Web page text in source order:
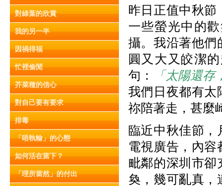
對綠葉的欣賞
我的另一半
因禍得福
忙裡偷閒
芥菜種的信心
對自己要有要求
排毒
「唔執輸」的心態
如何活在當下？
「理所當然」的付出
昨日正值中秋節
一些螢光中的
攝。我沿著他們
圓又大又皎潔
句：
「太陽還
我們日夜都有太
祢陪著走，甚麼
臨近中秋佳節，
電視廣告，內
毗鄰的深圳市卻
奐，幾可亂真，